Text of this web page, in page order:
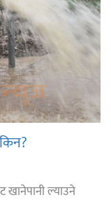
खानेपानी ल्याउने